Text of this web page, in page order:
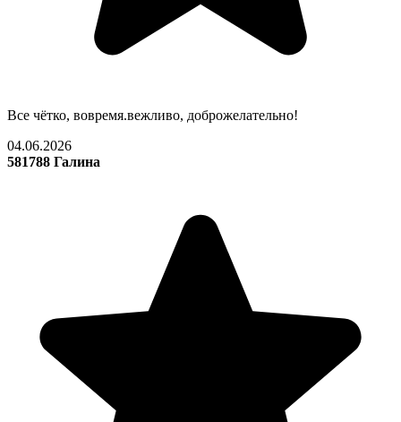
Все чётко, вовремя.вежливо, доброжелательно!
04.06.2026
581788 Галина